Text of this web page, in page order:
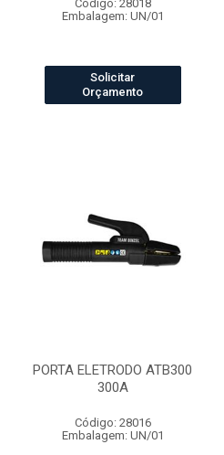
Código: 28018
Embalagem: UN/01
Solicitar
Orçamento
PORTA ELETRODO ATB300
300A
Código: 28016
Embalagem: UN/01